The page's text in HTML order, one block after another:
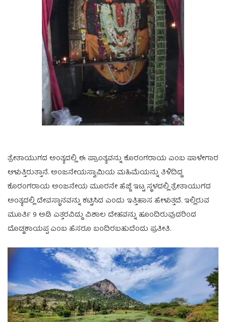
ತ್ರೇತಾಯುಗದ ಅಂತ್ಯದಲ್ಲಿ ಈ ಪ್ರಾಂತ್ಯವನ್ನು ಕೊರಂಗರಾಯ ಎಂಬ ಪಾಳೇಗಾರ
ಆಳುತ್ತಿರುತ್ತಾನೆ. ಅಂಜನೇಯಸ್ವಾಮಿಯ ಮಹಿಮೆಯನ್ನು ತಿಳಿದಿದ್ದ
ಕೊರಂಗರಾಯ ಅಂಜನೇಯ ಮೂರನೇ ಹೆಜ್ಜೆ ಇಟ್ಟ ಸ್ಥಳದಲ್ಲಿ ತ್ರೇತಾಯುಗದ
ಅಂತ್ಯದಲ್ಲಿ ದೇವಸ್ಥಾನವನ್ನು ಕಟ್ಟಿಸಿದ ಎಂದು ಇತ್ತಿಹಾಸ ಹೇಳುತ್ತದೆ. ಇಲ್ಲಿರುವ
ಮೂರ್ತಿ 9 ಅಡಿ ಎತ್ತರವಿದ್ದು ವಿಶಾಲ ದೇಹವನ್ನು ಹೂಂದಿರುವುದರಿಂದ
ದೊಡ್ಡಕಾಯಪ್ಪ ಎಂಬ ಹೆಸರೂ ಬಂದಿರಬಹುದೆಂದು ಪ್ರತೀತಿ.